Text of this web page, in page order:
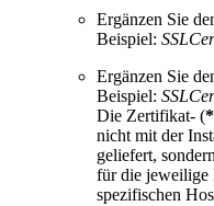
Ergänzen Sie
Beispiel:
Ergänzen Sie
Beispiel:
Die Zertifikat- (
nicht mit der
geliefert,
für die jeweilige
spezifischen